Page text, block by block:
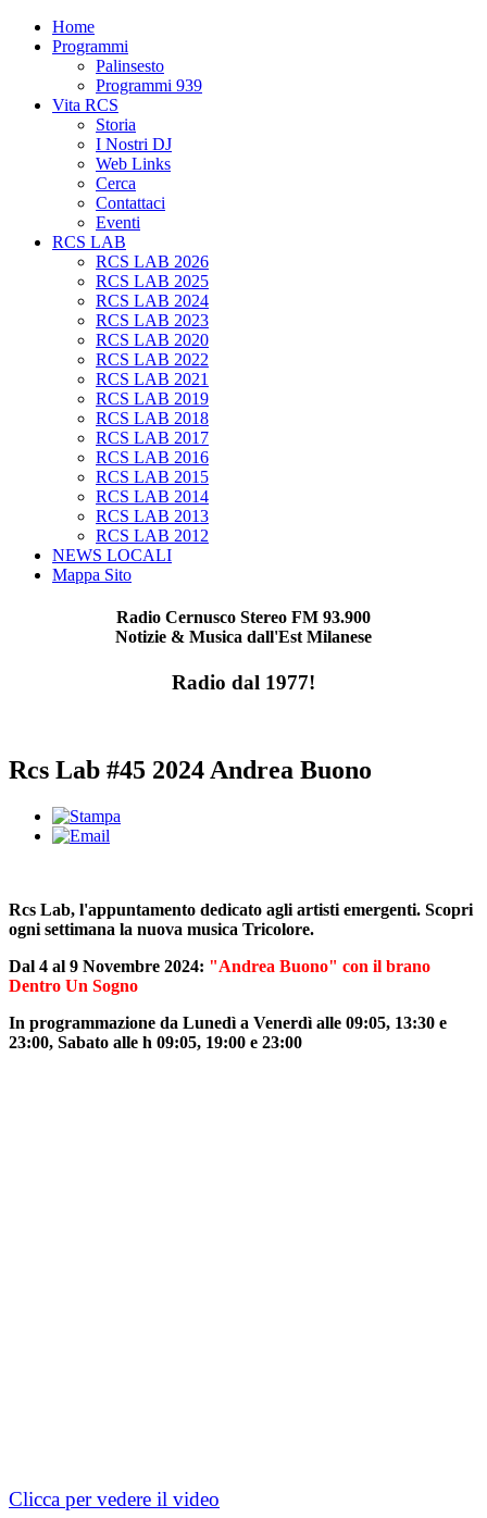
Home
Programmi
Palinsesto
Programmi 939
Vita RCS
Storia
I Nostri DJ
Web Links
Cerca
Contattaci
Eventi
RCS LAB
RCS LAB 2026
RCS LAB 2025
RCS LAB 2024
RCS LAB 2023
RCS LAB 2020
RCS LAB 2022
RCS LAB 2021
RCS LAB 2019
RCS LAB 2018
RCS LAB 2017
RCS LAB 2016
RCS LAB 2015
RCS LAB 2014
RCS LAB 2013
RCS LAB 2012
NEWS LOCALI
Mappa Sito
Radio Cernusco Stereo FM 93.900
Notizie & Musica dall'Est Milanese
Radio dal 1977!
Rcs Lab #45 2024 Andrea Buono
Rcs Lab, l'appuntamento dedicato agli artisti emergenti. Scopri
ogni settimana la nuova musica Tricolore.
Dal 4 al 9 Novembre 2024: "Andrea Buono" con il brano
Dentro Un Sogno
In programmazione da Lunedì a Venerdì alle 09:05, 13:30 e
23:00, Sabato alle h 09:05, 19:00 e 23:00
Clicca per vedere il video